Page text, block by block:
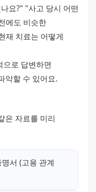
요?" "사고 당시 어떤
에도 비슷한
재 치료는 어떻게
으로 답변하면
악할 수 있어요.
은 자료를 미리
서 (고용 관계